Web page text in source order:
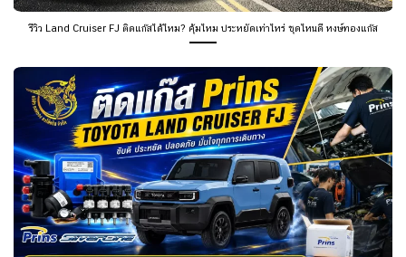
รีวิว Land Cruiser FJ ติดแก๊สได้ไหม? คุ้มไหม ประหยัดเท่าไหร่ ชุดไหนดี หงษ์ทองแก๊ส